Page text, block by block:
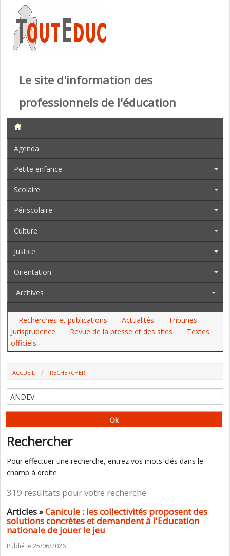
Le site d'information des
professionnels de l'éducation
Agenda
Petite enfance
Scolaire
Périscolaire
Culture
Justice
Orientation
Archives
Recherches et publications Actualités
Tribunes
Jurisprudence
Revue de la presse et des sites
Textes
officiels
ACCUEIL RECHERCHER
Rechercher
Pour effectuer une recherche, entrez vos mots-clés dans le
champ à droite
319 résultats pour votre recherche
Articles »Canicule : les collectivités proposent des
solutions concrètes et demandent à l'Education
nationale de jouer le jeu
Publié le 25/06/2026